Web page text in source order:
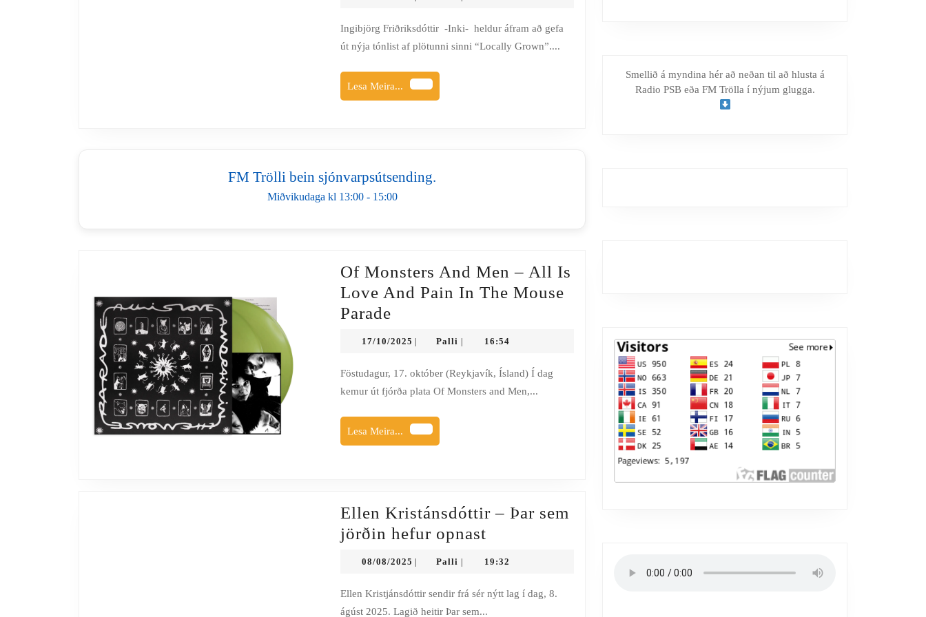
Think
We
Ingibjörg Friðriksdóttir -Inki- heldur áfram að gefa
út nýja tónlist af plötunni sinni “Locally Grown”....
Lesa Meira...
Lesa
Meira...
FM Trölli bein sjónvarpsútsending.
Miðvikudaga kl 13:00 - 15:00
Of Monsters And Men – All Is
Love And Pain In The Mouse
Parade
Men
–
All
Is
In
The
Mouse
17/10/2025 17/10/2025
Palli Palli 16:54
Föstudagur, 17. október (Reykjavík, Ísland) Í dag
kemur út fjórða plata Of Monsters and Men,...
Lesa Meira...
Lesa
Meira...
Ellen Kristánsdóttir – Þar sem
jörðin hefur opnast
Þar
08/08/2025 08/08/2025
Palli Palli 19:32
Ellen Kristjánsdóttir sendir frá sér nýtt lag í dag, 8.
ágúst 2025. Lagið heitir Þar sem...
Smellið á myndina hér að neðan til að hlusta á
Radio PSB eða FM Trölla í nýjum glugga.